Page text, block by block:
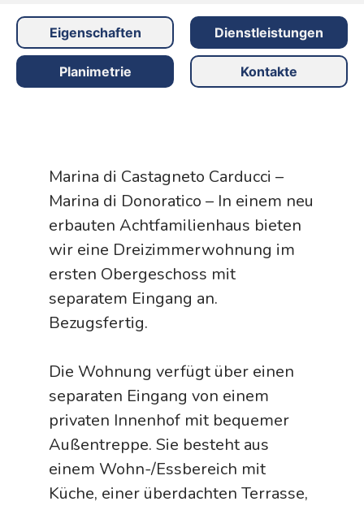
Eigenschaften Dienstleistungen
Planimetrie Kontakte
Marina di Castagneto Carducci –
Marina di Donoratico – In einem neu
erbauten Achtfamilienhaus bieten
wir eine Dreizimmerwohnung im
ersten Obergeschoss mit
separatem Eingang an.
Bezugsfertig.
Die Wohnung verfügt über einen
separaten Eingang von einem
privaten Innenhof mit bequemer
Außentreppe. Sie besteht aus
einem Wohn-/Essbereich mit
Küche, einer überdachten Terrasse,